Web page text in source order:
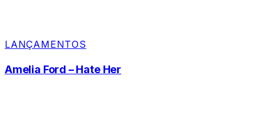
LANÇAMENTOS
Amelia Ford – Hate Her